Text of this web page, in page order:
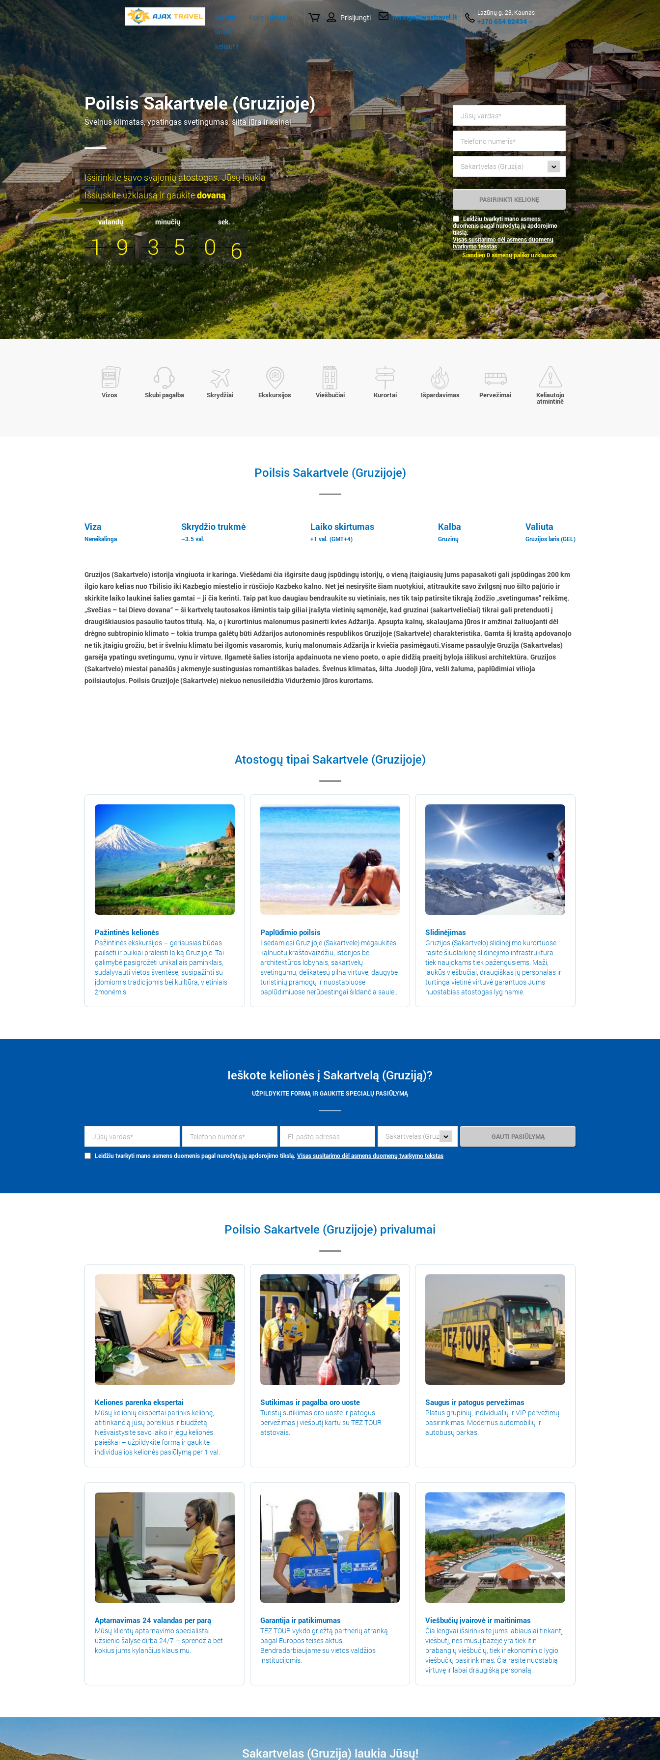
Mylime
laisvę
keliauti!
Rodyti daugiau: Prisijungti neringa@ajaxtravel.lt Lazūnų g. 23, Kaunas
+370 654 92434
Poilsis Sakartvele (Gruzijoje)
Švelnus klimatas, ypatingas svetingumas, šilta jūra ir kalnai
Išsirinkite savo svajonių atostogas. Jūsų laukia
Išsiųskite užklausą ir gaukitedovaną
valandų
1 9
minučių
3 5
sek.
0 3
4
Sakartvelas (Gruzija)
Leidžiu tvarkyti mano asmens
duomenis pagal nurodytą jų apdorojimo
tikslą.
Visas susitarimo dėl asmens duomenų
tvarkymo tekstas
Šiandien 0 asmenų paliko užklausas
Vizos Skubi pagalba Skrydžiai Ekskursijos Viešbučiai Kurortai Išpardavimas Pervežimai Keliautojo
atmintinė
Poilsis Sakartvele (Gruzijoje)
Viza
Nereikalinga
Skrydžio trukmė
~3.5 val.
Laiko skirtumas
+1 val. (GMT+4)
Kalba
Gruzinų
Valiuta
Gruzijos laris (GEL)
Gruzijos (Sakartvelo) istorija vingiuota ir karinga. Viešėdami čia išgirsite daug įspūdingų istorijų, o vieną įtaigiausių jums papasakoti gali įspūdingas 200 km
ilgio karo kelias nuo Tbilisio iki Kazbegio miestelio ir rūsčiojo Kazbeko kalno. Net jei nesiryšite šiam nuotykiui, atitraukite savo žvilgsnį nuo šilto pajūrio ir
skirkite laiko laukinei šalies gamtai – ji čia kerinti. Taip pat kuo daugiau bendraukite su vietiniais, nes tik taip patirsite tikrąją žodžio „svetingumas” reikšmę.
„Svečias – tai Dievo dovana“ – ši kartvelų tautosakos išmintis taip giliai įrašyta vietinių sąmonėje, kad gruzinai (sakartveliečiai) tikrai gali pretenduoti į
draugiškiausios pasaulio tautos titulą. Na, o į kurortinius malonumus pasinerti kvies Adžarija. Apsupta kalnų, skalaujama jūros ir amžinai žaliuojanti dėl
drėgno subtropinio klimato – tokia trumpa galėtų būti Adžarijos autonominės respublikos Gruzijoje (Sakartvele) charakteristika. Gamta šį kraštą apdovanojo
ne tik įtaigiu grožiu, bet ir švelniu klimatu bei ilgomis vasaromis, kurių malonumais Adžarija ir kviečia pasimėgauti.Visame pasaulyje Gruzija (Sakartvelas)
garsėja ypatingu svetingumu, vynu ir virtuve. Ilgametė šalies istorija apdainuota ne vieno poeto, o apie didžią praeitį byloja išlikusi architektūra. Gruzijos
(Sakartvelo) miestai panašūs į akmenyje sustingusias romantiškas balades. Švelnus klimatas, šilta Juodoji jūra, vešli žaluma, paplūdimiai vilioja
poilsiautojus. Poilsis Gruzijoje (Sakartvele) niekuo nenusileidžia Viduržemio jūros kurortаms.
Atostogų tipai Sakartvele (Gruzijoje)
Pažintinės kelionės
Pažintinės ekskursijos – geriausias būdas
pailsėti ir puikiai praleisti laiką Gruzijoje. Tai
galimybė pasigrožėti unikaliais paminklais,
sudalyvauti vietos šventėse, susipažinti su
įdomiomis tradicijomis bei kuiltūra, vietiniais
žmonėmis.
Paplūdimio poilsis
Ilsėdamiesi Gruzijoje (Sakartvele) mėgaukitės
kalnuotu kraštovaizdžiu, istorijos bei
architektūros lobynais, sakartvelų
svetingumu, delikatesų pilna virtuve, daugybe
turistinių pramogų ir nuostabiuose
paplūdimiuose nerūpestingai šildančia saule...
Slidinėjimas
Gruzijos (Sakartvelo) slidinėjimo kurortuose
rasite šiuolaikinę slidinėjimo infrastruktūra
tiek naujokams tiek pažengusiems. Maži,
jaukūs viešbučiai, draugiškas jų personalas ir
turtinga vietinė virtuvė garantuos Jums
nuostabias atostogas lyg namie.
Ieškote kelionės į Sakartvelą (Gruziją)?
UŽPILDYKITE FORMĄ IR GAUKITE SPECIALŲ PASIŪLYMĄ
Sakartvelas (Gruzija)
Leidžiu tvarkyti mano asmens duomenis pagal nurodytą jų apdorojimo tikslą. Visas susitarimo dėl asmens duomenų tvarkymo tekstas
Poilsio Sakartvele (Gruzijoje) privalumai
Keliones parenka ekspertai
Mūsų kelionių ekspertai parinks kelionę,
atitinkančią jūsų poreikius ir biudžetą.
Nešvaistysite savo laiko ir jėgų kelionės
paieškai – užpildykite formą ir gaukite
individualios kelionės pasiūlymą per 1 val.
Sutikimas ir pagalba oro uoste
Turistų sutikimas oro uoste ir patogus
pervežimas į viešbutį kartu su TEZ TOUR
atstovais.
Saugus ir patogus pervežimas
Platus grupinių, individualių ir VIP pervežimų
pasirinkimas. Modernus automobilių ir
autobusų parkas.
Aptarnavimas 24 valandas per parą
Mūsų klientų aptarnavimo specialistai
užsienio šalyse dirba 24/7 – sprendžia bet
kokius jums kylančius klausimu.
Garantija ir patikimumas
TEZ TOUR vykdo griežtą partnerių atranką
pagal Europos teisės aktus.
Bendradarbiaujame su vietos valdžios
institucijomis.
Viešbučių įvairovė ir maitinimas
Čia lengvai išsirinksite jums labiausiai tinkantį
viešbutį, nes mūsų bazėje yra tiek itin
prabangių viešbučių, tiek ir ekonominio lygio
viešbučių pasirinkimas. Čia rasite nuostabią
virtuvę ir labai draugišką personalą.
Sakartvelas (Gruzija) laukia Jūsų!